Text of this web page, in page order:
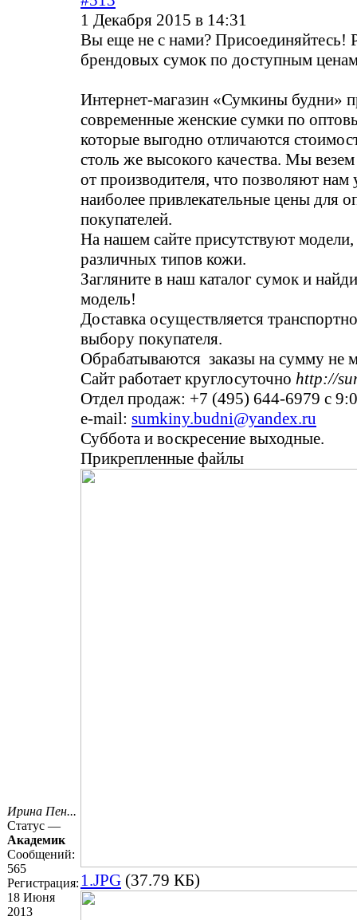
Ирина Пен...
Статус —
Академик
Сообщений:
565
Регистрация:
18 Июня
2013
1 Декабря 2015 в 14:31
Вы еще не с нами? Присоединяйтесь!
брендовых сумок по доступным
Интернет-магазин «Сумкины будни»
современные женские сумки по
которые выгодно отличаются
столь же высокого качества. Мы
от производителя, что позволяют нам
наиболее привлекательные цены для
покупателей.
На нашем сайте присутствуют модели,
различных типов кожи.
Загляните в наш каталог сумок и
модель!
Доставка осуществляется
выбору покупателя.
Обрабатываются заказы на сумму не
Сайт работает круглосуточно http://
Отдел продаж: +7 (495) 644-6979 с
e-mail: sumkiny.budni@yandex.ru
Суббота и воскресение выходные.
Прикрепленные файлы
1.JPG (37.79 КБ)